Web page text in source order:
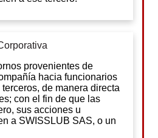
provenientes de
hacia funcionarios
de manera directa
con el fin de que las
sus acciones u
a SWISSLUB SAS, o un